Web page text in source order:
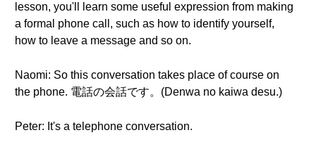
lesson, you'll learn some useful expression from making
a formal phone call, such as how to identify yourself,
how to leave a message and so on.
Naomi: So this conversation takes place of course on
the phone. 電話の会話です。(Denwa no kaiwa desu.)
Peter: It's a telephone conversation.